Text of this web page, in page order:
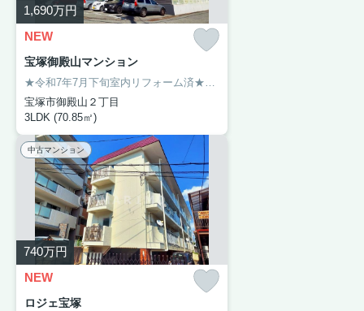
1,690万円
NEW
宝塚御殿山マンション
★令和7年7月下旬室内リフォーム済★システムキッチン新調・ユニットバス新調・洗面台新調・トイレ新調・建具交換・クロス張替・フローリング張替・配管更新・ハウスクリーニング【おすすめポイント】トランクルーム有（月額1,000円）・平面駐車場権利付（月額6,000円）・南西向きバルコニーにつき陽当り良好・閑静な住宅地・オール洋室の間取り。ご内覧希望の際はお気軽にお問い合わせください。
宝塚市御殿山２丁目
3LDK (70.85㎡)
中古マンション
740万円
NEW
ロジェ宝塚